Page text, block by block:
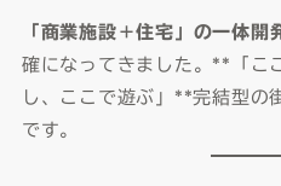
「商業施設＋住宅」の一体開
確になってきました。**「こ
し、ここで遊ぶ」**完結型の
です。